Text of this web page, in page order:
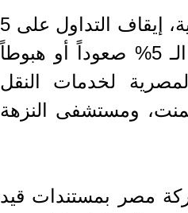
وفي هذا السياق أعلنت إدارة البورصة المصرية، إيقاف التداول على 5
أسهم ولمدة 10 دقائق وذلك لتجاوزها نسبة الـ 5% صعوداً أو هبوطاً
لخدمات النقل
ومستشفى النزهة
مصر بمستندات قيد